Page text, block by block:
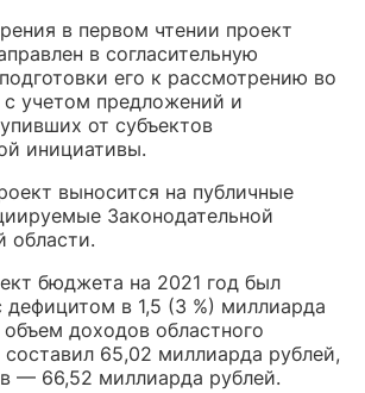
в первом чтении проект
в согласительную
его к рассмотрению во
учетом предложений и
от субъектов
инициативы.
выносится на публичные
Законодательной
области.
бюджета на 2021 год был
дефицитом в 1,5 (3 %) миллиарда
доходов областного
65,02 миллиарда рублей,
— 66,52 миллиарда рублей.